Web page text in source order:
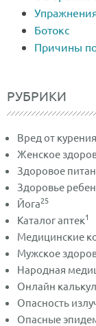
РУБРИКИ
Вред от курения
Женское
Здоровое
Здоровье
Йога25
Каталог аптек1
Медицинские
Мужское
Народная
Онлайн
Опасность
Опасные
Ботокс
Причины